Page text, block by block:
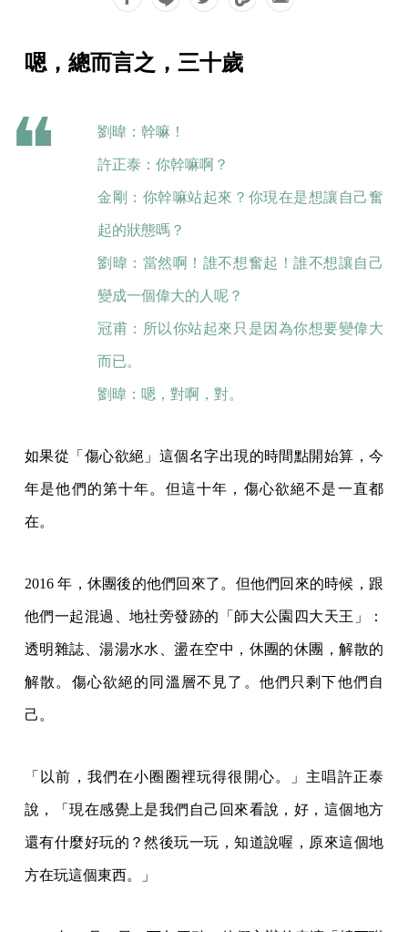
嗯，總而言之，三十歲
劉暐：幹嘛！
許正泰：你幹嘛啊？
金剛：你幹嘛站起來？你現在是想讓自己奮
起的狀態嗎？
劉暐：當然啊！誰不想奮起！誰不想讓自己
變成一個偉大的人呢？
冠甫：所以你站起來只是因為你想要變偉大
而已。
劉暐：嗯，對啊，對。
如果從「傷心欲絕」這個名字出現的時間點開始算，今
年是他們的第十年。但這十年，傷心欲絕不是一直都
在。
2016 年，休團後的他們回來了。但他們回來的時候，跟
他們一起混過、地社旁發跡的「師大公園四大天王」：
透明雜誌、湯湯水水、盪在空中，休團的休團，解散的
解散。傷心欲絕的同溫層不見了。他們只剩下他們自
己。
「以前，我們在小圈圈裡玩得很開心。」主唱許正泰
說，「現在感覺上是我們自己回來看說，好，這個地方
還有什麼好玩的？然後玩一玩，知道說喔，原來這個地
方在玩這個東西。」